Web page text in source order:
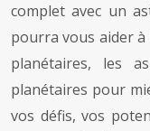
complet avec un
pourra vous aider
planétaires, les
planétaires pour
vos défis, vos